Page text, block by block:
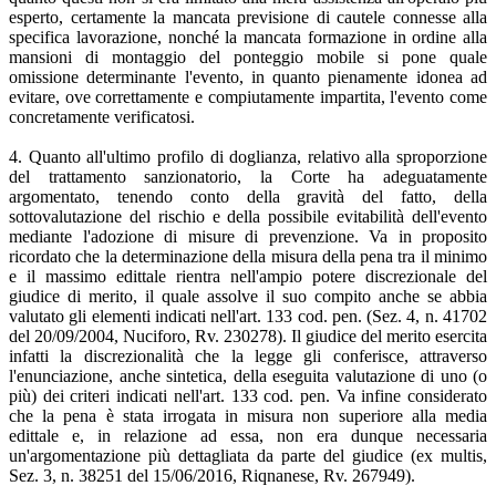
esperto, certamente la mancata previsione di cautele connesse alla
specifica lavorazione, nonché la mancata formazione in ordine alla
mansioni di montaggio del ponteggio mobile si pone quale
omissione determinante l'evento, in quanto pienamente idonea ad
evitare, ove correttamente e compiutamente impartita, l'evento come
concretamente verificatosi.
4. Quanto all'ultimo profilo di doglianza, relativo alla sproporzione
del trattamento sanzionatorio, la Corte ha adeguatamente
argomentato, tenendo conto della gravità del fatto, della
sottovalutazione del rischio e della possibile evitabilità dell'evento
mediante l'adozione di misure di prevenzione. Va in proposito
ricordato che la determinazione della misura della pena tra il minimo
e il massimo edittale rientra nell'ampio potere discrezionale del
giudice di merito, il quale assolve il suo compito anche se abbia
valutato gli elementi indicati nell'art. 133 cod. pen. (Sez. 4, n. 41702
del 20/09/2004, Nuciforo, Rv. 230278). Il giudice del merito esercita
infatti la discrezionalità che la legge gli conferisce, attraverso
l'enunciazione, anche sintetica, della eseguita valutazione di uno (o
più) dei criteri indicati nell'art. 133 cod. pen. Va infine considerato
che la pena è stata irrogata in misura non superiore alla media
edittale e, in relazione ad essa, non era dunque necessaria
un'argomentazione più dettagliata da parte del giudice (ex multis,
Sez. 3, n. 38251 del 15/06/2016, Riqnanese, Rv. 267949).